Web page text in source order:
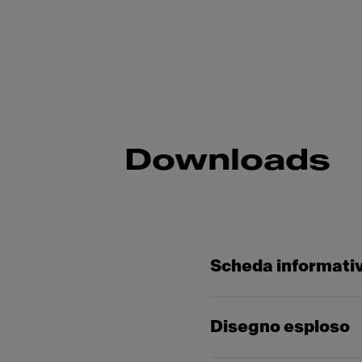
Downloads
Scheda
Disegno esploso